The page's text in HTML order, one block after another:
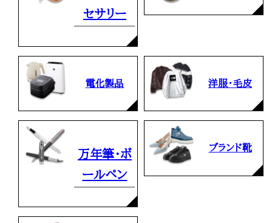
セサリー
電化製品 洋服・毛皮
万年筆・ボ
ールペン
ブランド靴